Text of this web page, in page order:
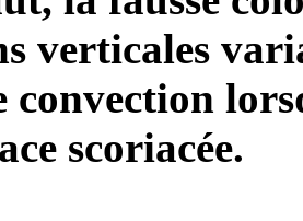
verticales
convection
scoriacée.